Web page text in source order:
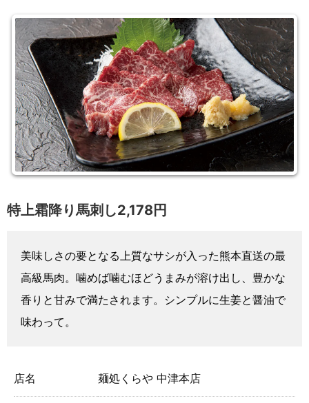
特上霜降り馬刺し2,178円
美味しさの要となる上質なサシが入った熊本直送の最
高級馬肉。噛めば噛むほどうまみが溶け出し、豊かな
香りと甘みで満たされます。シンプルに生姜と醤油で
味わって。
店名 麺処くらや 中津本店